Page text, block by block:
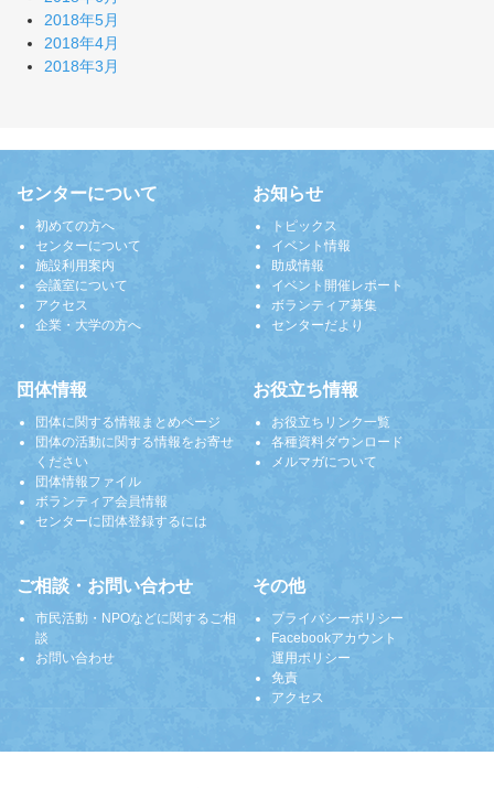
2018年5月
2018年4月
2018年3月
センターについて
初めての方へ
センターについて
施設利用案内
会議室について
アクセス
企業・大学の方へ
お知らせ
トピックス
イベント情報
助成情報
イベント開催レポート
ボランティア募集
センターだより
団体情報
団体に関する情報まとめページ
団体の活動に関する情報をお寄せ
ください
団体情報ファイル
ボランティア会員情報
センターに団体登録するには
お役立ち情報
お役立ちリンク一覧
各種資料ダウンロード
メルマガについて
ご相談・お問い合わせ
市民活動・NPOなどに関するご相
談
お問い合わせ
その他
プライバシーポリシー
Facebookアカウント
運用ポリシー
免責
アクセス